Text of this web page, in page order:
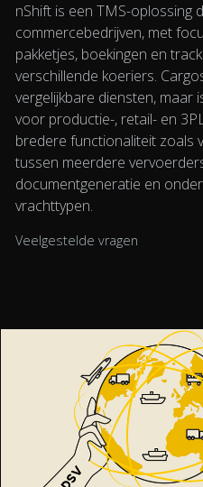
nShift is een TMS-oplossing
commercebedrijven, met
pakketjes, boekingen en
verschillende koeriers.
vergelijkbare diensten, maar
voor productie-, retail- en
bredere functionaliteit zoals
tussen meerdere
documentgeneratie en
vrachttypen.
Veelgestelde vragen